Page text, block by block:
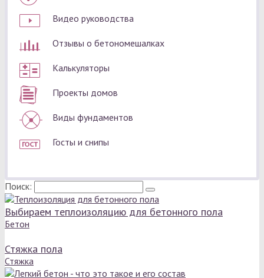
Видео руководства
Отзывы о бетономешалках
Калькуляторы
Проекты домов
Виды фундаментов
Госты и снипы
Поиск:
Выбираем теплоизоляцию для бетонного пола
Бетон
Стяжка пола
Стяжка